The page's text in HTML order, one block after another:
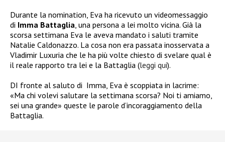
Durante la nomination, Eva ha ricevuto un videomessaggio
di Imma Battaglia , una persona a lei molto vicina. Già la
scorsa settimana Eva le aveva mandato i saluti tramite
Natalie Caldonazzo. La cosa non era passata inosservata a
Vladimir Luxuria che le ha più volte chiesto di svelare qual è
il reale rapporto tra lei e la Battaglia (leggi qui).
DI fronte al saluto di Imma, Eva è scoppiata in lacrime:
«Ma chi volevi salutare la settimana scorsa? Noi ti amiamo,
sei una grande» queste le parole d’incoraggiamento della
Battaglia.